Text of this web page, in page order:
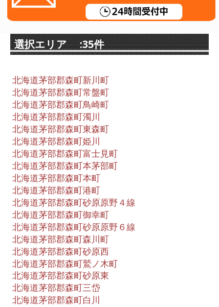
選択エリア :35件
北海道茅部郡森町新川町
北海道茅部郡森町常盤町
北海道茅部郡森町鳥崎町
北海道茅部郡森町濁川
北海道茅部郡森町東森町
北海道茅部郡森町姫川
北海道茅部郡森町富士見町
北海道茅部郡森町本茅部町
北海道茅部郡森町本町
北海道茅部郡森町港町
北海道茅部郡森町砂原原野４線
北海道茅部郡森町御幸町
北海道茅部郡森町砂原原野６線
北海道茅部郡森町森川町
北海道茅部郡森町砂原西
北海道茅部郡森町鷲ノ木町
北海道茅部郡森町砂原東
北海道茅部郡森町三岱
北海道茅部郡森町白川